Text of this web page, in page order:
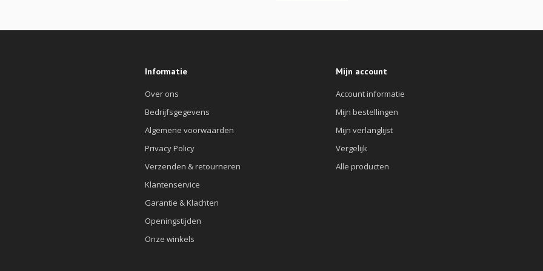
Informatie
Over ons
Bedrijfsgegevens
Algemene voorwaarden
Privacy Policy
Verzenden & retourneren
Klantenservice
Garantie & Klachten
Openingstijden
Onze winkels
Mijn account
Account informatie
Mijn bestellingen
Mijn verlanglijst
Vergelijk
Alle producten